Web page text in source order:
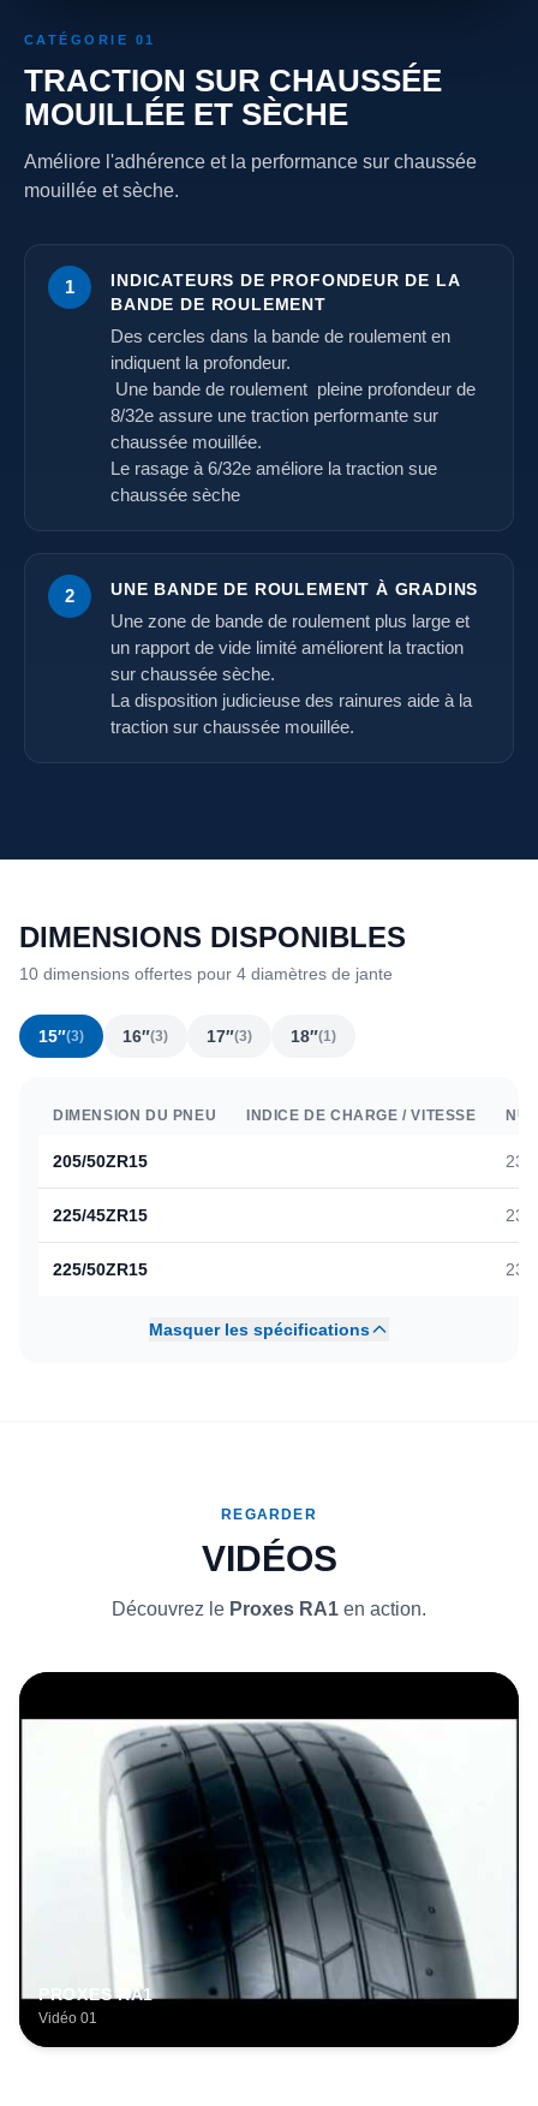
CATÉGORIE 01
TRACTION SUR CHAUSSÉE
MOUILLÉE ET SÈCHE
Améliore l'adhérence et la performance sur chaussée
mouillée et sèche.
1
INDICATEURS DE PROFONDEUR DE LA
BANDE DE ROULEMENT
Des cercles dans la bande de roulement en
indiquent la profondeur.
Une bande de roulement pleine profondeur de
8/32e assure une traction performante sur
chaussée mouillée.
Le rasage à 6/32e améliore la traction sue
chaussée sèche
2 UNE BANDE DE ROULEMENT À GRADINS
Une zone de bande de roulement plus large et
un rapport de vide limité améliorent la traction
sur chaussée sèche.
La disposition judicieuse des rainures aide à la
traction sur chaussée mouillée.
DIMENSIONS DISPONIBLES
10 dimensions offertes pour 4 diamètres de jante
15″(3) 16″(3) 17″(3) 18″(1)
DIMENSION DU PNEU INDICE DE CHARGE / VITESSE
205/50ZR15
225/45ZR15
225/50ZR15
Masquer les spécifications
REGARDER
VIDÉOS
Découvrez le Proxes RA1 en action.
PROXES RA1
Vidéo 01